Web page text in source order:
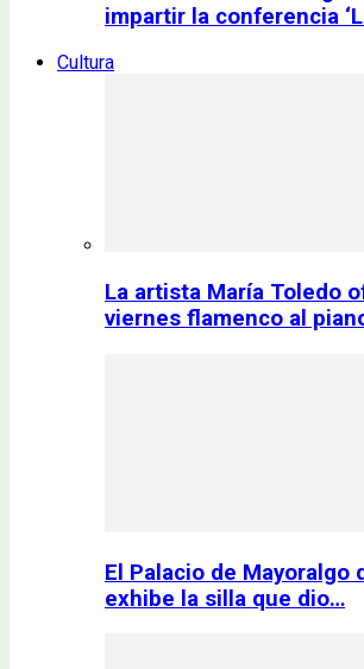
impartir la conferencia
Cultura
La artista María Toledo
viernes flamenco al
El Palacio de Mayoralgo
exhibe la silla que dio…